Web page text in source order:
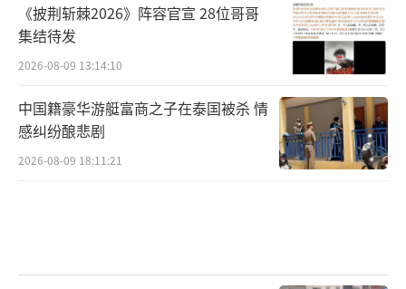
《披荆斩棘2026》阵容官宣 28位哥哥
集结待发
2026-08-09 13:14:10
中国籍豪华游艇富商之子在泰国被杀 情
感纠纷酿悲剧
2026-08-09 18:11:21